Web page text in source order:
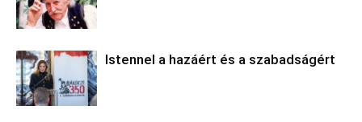
Istennel a hazáért és a szabadságért